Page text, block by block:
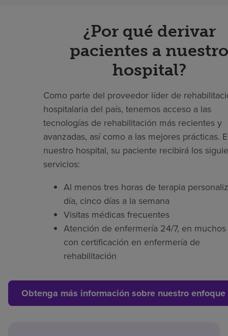
¿Por qué derivar
pacientes a nuestro
hospital?
Como parte del proveedor líder de
hospitalaria del país, tenemos acceso a las
tecnologías de rehabilitación más recientes y
avanzadas, así como a las mejores prácticas.
nuestro hospital, su paciente recibirá los
servicios:
Al menos tres horas de terapia
día, cinco días a la semana
Visitas médicas frecuentes
Atención de enfermería 24/7, en muchos
con certificación en enfermería de
rehabilitación
Obtenga más información sobre nuestro